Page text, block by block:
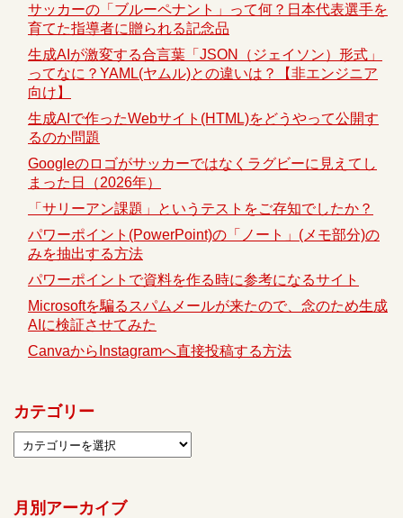
サッカーの「ブルーペナント」って何？日本代表選手を
育てた指導者に贈られる記念品
生成AIが激変する合言葉「JSON（ジェイソン）形式」
ってなに？YAML(ヤムル)との違いは？【非エンジニア
向け】
生成AIで作ったWebサイト(HTML)をどうやって公開す
るのか問題
Googleのロゴがサッカーではなくラグビーに見えてし
まった日（2026年）
「サリーアン課題」というテストをご存知でしたか？
パワーポイント(PowerPoint)の「ノート」(メモ部分)の
みを抽出する方法
パワーポイントで資料を作る時に参考になるサイト
Microsoftを騙るスパムメールが来たので、念のため生成
AIに検証させてみた
CanvaからInstagramへ直接投稿する方法
カテゴリー
月別アーカイブ